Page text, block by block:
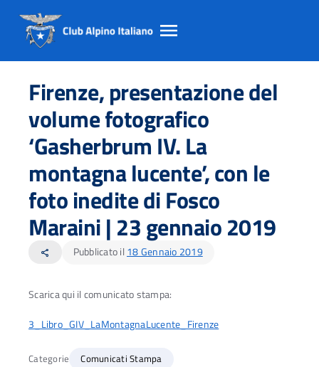
Salta
contento
Salta
Salta
Firenze, presentazione del
volume fotografico
‘Gasherbrum IV. La
montagna lucente’, con le
foto inedite di Fosco
Maraini | 23 gennaio 2019
share Pubblicato il 18 Gennaio 2019
Scarica qui il comunicato stampa:
3_Libro_GIV_LaMontagnaLucente_Firenze
Categorie Comunicati Stampa